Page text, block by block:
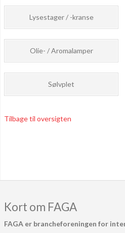
Lysestager / -kranse
Olie- / Aromalamper
Sølvplet
Tilbage til oversigten
Kort om FAGA
FAGA er brancheforeningen for